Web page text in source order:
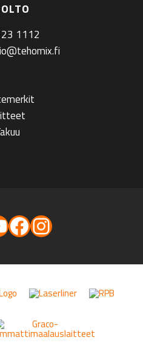
1112
Facebook
Instagram